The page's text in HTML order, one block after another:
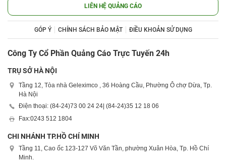
LIÊN HỆ QUẢNG CÁO
GÓP Ý CHÍNH SÁCH BẢO MẬT ĐIỀU KHOẢN SỬ DỤNG
Công Ty Cổ Phần Quảng Cáo Trực Tuyến 24h
TRỤ SỞ HÀ NỘI
Tầng 12, Tòa nhà Geleximco , 36 Hoàng Cầu, Phường Ô chợ Dừa, Tp.
Hà Nội
Điện thoại: (84-24)73 00 24 24| (84-24)35 12 18 06
Fax:0243 512 1804
CHI NHÁNH TP.HỒ CHÍ MINH
Tầng 11, Cao ốc 123-127 Võ Văn Tần, phường Xuân Hòa, Tp. Hồ Chí
Minh.